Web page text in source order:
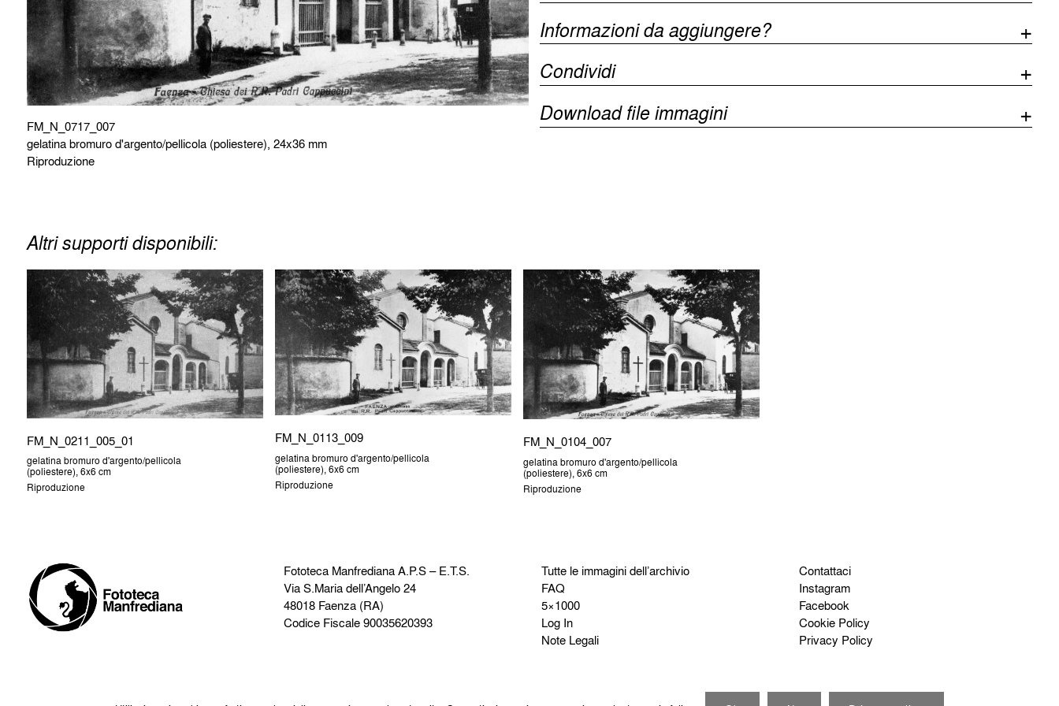
FM_N_0717_007
gelatina bromuro d'argento/pellicola (poliestere), 24x36 mm
Riproduzione
Informazioni da aggiungere?
Condividi
Download file immagini
Altri supporti disponibili:
FM_N_0211_005_01
gelatina bromuro d'argento/pellicola
(poliestere), 6x6 cm
Riproduzione
FM_N_0113_009
gelatina bromuro d'argento/pellicola
(poliestere), 6x6 cm
Riproduzione
FM_N_0104_007
gelatina bromuro d'argento/pellicola
(poliestere), 6x6 cm
Riproduzione
Fototeca ManfredianaA.P.S – E.T.S.
Via S.Maria dell’Angelo 24
48018 Faenza (RA)
Codice Fiscale 90035620393
Tutte le immagini dell’archivio
FAQ
5×1000
Log In
Note Legali
Contattaci
Instagram
Facebook
Cookie Policy
Privacy Policy